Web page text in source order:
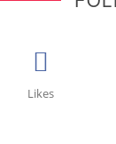
Likes